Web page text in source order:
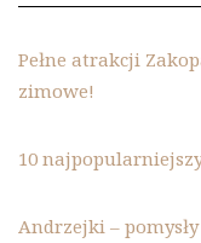
Pełne atrakcji
zimowe!
10
Andrzejki –